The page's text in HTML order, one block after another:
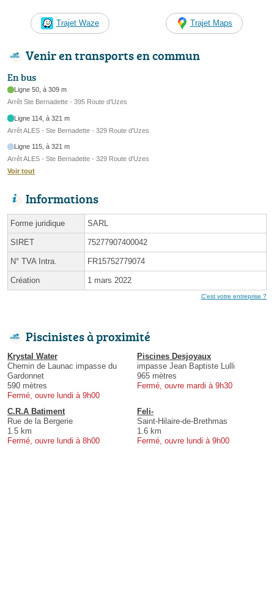
Trajet Waze Trajet Maps
Venir en transports en commun
En bus
Ligne 50, à 309 m
Arrêt Ste Bernadette - 395 Route d’Uzes
Ligne 114, à 321 m
Arrêt ALES - Ste Bernadette - 329 Route d'Uzes
Ligne 115, à 321 m
Arrêt ALES - Ste Bernadette - 329 Route d'Uzes
Voir tout
Informations
Forme juridique SARL
SIRET 75277907400042
N° TVA Intra. FR15752779074
Création 1 mars 2022
C'est votre entreprise ?
Piscinistes à proximité
Krystal Water
Chemin de Launac impasse du
Gardonnet
590 mètres
Fermé, ouvre lundi à 9h00
Piscines Desjoyaux
impasse Jean Baptiste Lulli
965 mètres
Fermé, ouvre mardi à 9h30
C.R.A Batiment
Rue de la Bergerie
1.5 km
Fermé, ouvre lundi à 8h00
Feli-
Saint-Hilaire-de-Brethmas
1.6 km
Fermé, ouvre lundi à 9h00